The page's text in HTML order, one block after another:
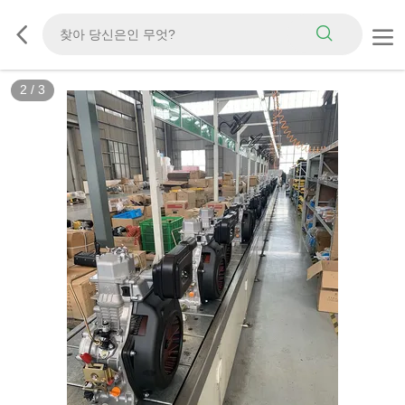
2 / 3